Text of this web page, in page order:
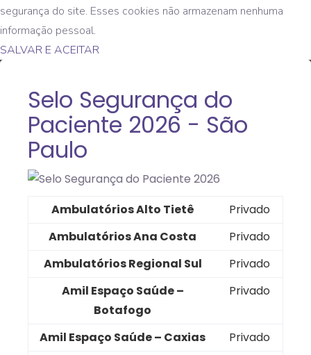
segurança do site. Esses cookies não armazenam nenhuma
informação pessoal.
SALVAR E ACEITAR
Selo Segurança do
Paciente 2026 - São
Paulo
Ambulatórios Alto Tietê
Privado
Ambulatórios Ana Costa
Privado
Ambulatórios Regional Sul
Privado
Amil Espaço Saúde –
Botafogo
Privado
Amil Espaço Saúde – Caxias
Privado